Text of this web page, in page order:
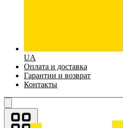
UA
Оплата и доставка
Гарантии и возврат
Контакты